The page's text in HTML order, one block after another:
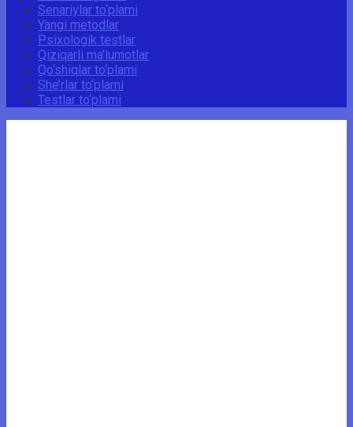
Senariylar to‘plami
Yangi metodlar
Psixologik testlar
Qiziqarli ma’lumotlar
Qo‘shiqlar to‘plami
She’rlar to‘plami
Testlar to‘plami